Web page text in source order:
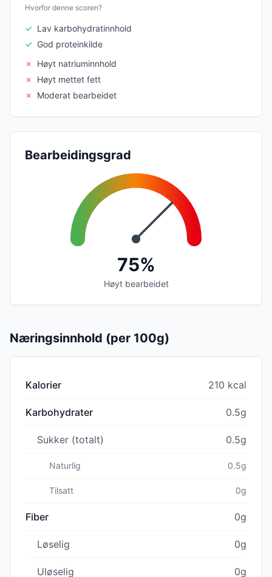
Hvorfor denne scoren?
✓ Lav karbohydratinnhold
✓ God proteinkilde
✗
Høyt natriuminnhold
✗
Høyt mettet fett
✗
Moderat bearbeidet
Bearbeidingsgrad
75%
Høyt bearbeidet
Næringsinnhold (per 100g)
Kalorier 210 kcal
Karbohydrater 0.5g
Sukker (totalt) 0.5g
Naturlig 0.5g
Tilsatt 0g
Fiber 0g
Løselig 0g
Uløselig 0g